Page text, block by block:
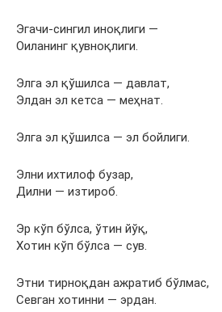
Эгачи-сингил иноқлиги —
Оиланинг қувноқлиги.
Элга эл қўшилса — давлат,
Элдан эл кетса — меҳнат.
Элга эл қўшилса — эл бойлиги.
Элни ихтилоф бузар,
Дилни — изтироб.
Эр кўп бўлса, ўтин йўқ,
Хотин кўп бўлса — сув.
Этни тирноқдан ажратиб бўлмас,
Севган хотинни — эрдан.